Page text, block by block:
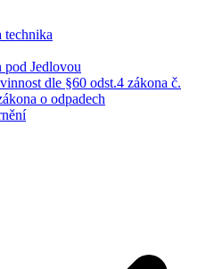
technika
Jedlovou
dle §60 odst.4 zákona č.
o odpadech